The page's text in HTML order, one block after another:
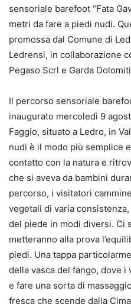
sensoriale barefoot “Fata
metri da fare a piedi nudi.
promossa dal Comune di
Ledrensi, in collaborazione
Pegaso Scrl e Garda
Il percorso sensoriale
inaugurato mercoledì 9
Faggio, situato a Ledro, in
nudi è il modo più semplice
contatto con la natura e
che si aveva da bambini
percorso, i visitatori
vegetali di varia
del piede in modi diversi. Ci
metteranno alla prova
piedi. Una tappa
della vasca del fango, dove
e fare una sorta di
fresca che scende dalla